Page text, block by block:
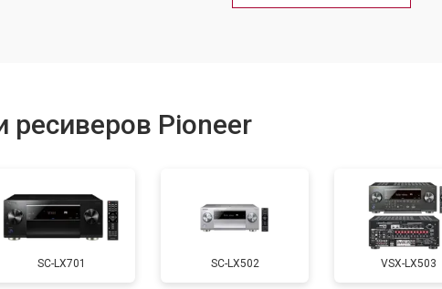
ресиверов Pioneer
SC-LX701 SC-LX502 VSX-LX503